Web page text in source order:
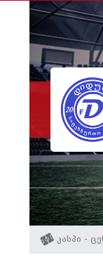
კასპი -